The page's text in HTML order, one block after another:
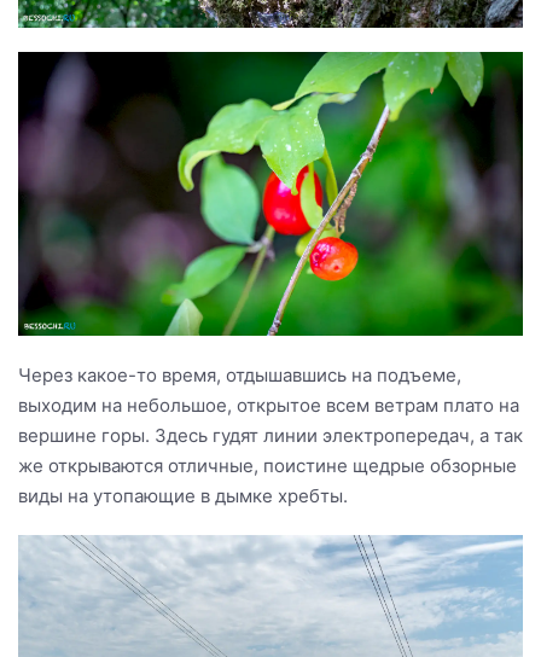
Через какое-то время, отдышавшись на подъеме,
выходим на небольшое, открытое всем ветрам плато на
вершине горы. Здесь гудят линии электропередач, а так
же открываются отличные, поистине щедрые обзорные
виды на утопающие в дымке хребты.